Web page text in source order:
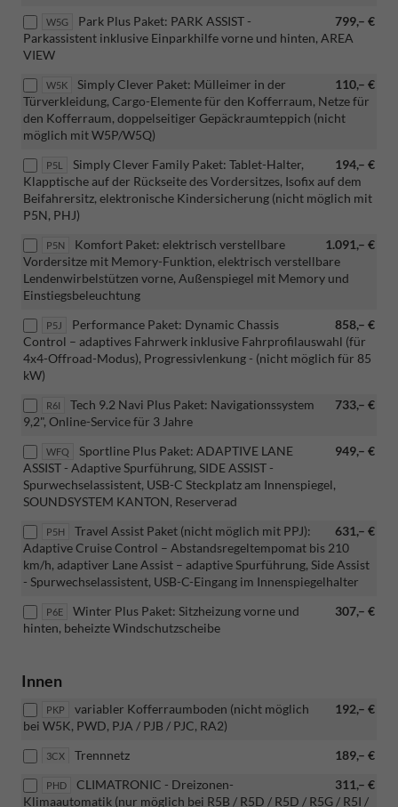
W5G 799,– €
Park Plus Paket: PARK ASSIST -
Parkassistent inklusive Einparkhilfe vorne und hinten, AREA
VIEW
W5K 110,– €
Simply Clever Paket: Mülleimer in der
Türverkleidung, Cargo-Elemente für den Kofferraum, Netze für
den Kofferraum, doppelseitiger Gepäckraumteppich (nicht
möglich mit W5P/W5Q)
P5L 194,– €
Simply Clever Family Paket: Tablet-Halter,
Klapptische auf der Rückseite des Vordersitzes, Isofix auf dem
Beifahrersitz, elektronische Kindersicherung (nicht möglich mit
P5N, PHJ)
P5N 1.091,– €
Komfort Paket: elektrisch verstellbare
Vordersitze mit Memory-Funktion, elektrisch verstellbare
Lendenwirbelstützen vorne, Außenspiegel mit Memory und
Einstiegsbeleuchtung
P5J 858,– €
Performance Paket: Dynamic Chassis
Control – adaptives Fahrwerk inklusive Fahrprofilauswahl (für
4x4-Offroad-Modus), Progressivlenkung - (nicht möglich für 85
kW)
R6I 733,– €
Tech 9.2 Navi Plus Paket: Navigationssystem
9,2", Online-Service für 3 Jahre
WFQ 949,– €
Sportline Plus Paket: ADAPTIVE LANE
ASSIST - Adaptive Spurführung, SIDE ASSIST -
Spurwechselassistent, USB-C Steckplatz am Innenspiegel,
SOUNDSYSTEM KANTON, Reserverad
P5H 631,– €
Travel Assist Paket (nicht möglich mit PPJ):
Adaptive Cruise Control – Abstandsregeltempomat bis 210
km/h, adaptiver Lane Assist – adaptive Spurführung, Side Assist
- Spurwechselassistent, USB-C-Eingang im Innenspiegelhalter
P6E 307,– €
Winter Plus Paket: Sitzheizung vorne und
hinten, beheizte Windschutzscheibe
Innen
PKP 192,– €
variabler Kofferraumboden (nicht möglich
bei W5K, PWD, PJA / PJB / PJC, RA2)
3CX 189,– €
Trennnetz
PHD 311,– €
CLIMATRONIC - Dreizonen-
Klimaautomatik (nur möglich bei R5B / R5D / R5D / R5G / R5I /